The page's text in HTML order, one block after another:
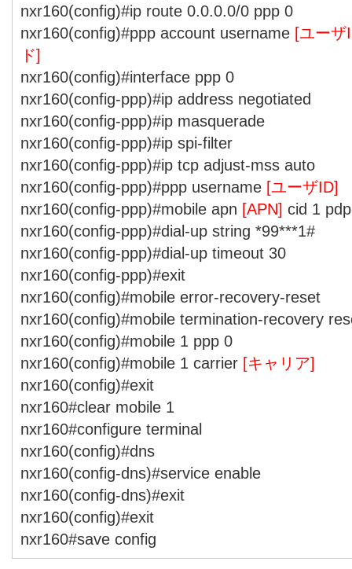
nxr160(config)#ip route 0.0.0.0/0 ppp 0
nxr160(config)#ppp account username [ユーザ
ド]
nxr160(config)#interface ppp 0
nxr160(config-ppp)#ip address negotiated
nxr160(config-ppp)#ip masquerade
nxr160(config-ppp)#ip spi-filter
nxr160(config-ppp)#ip tcp adjust-mss auto
nxr160(config-ppp)#ppp username [ユーザID]
nxr160(config-ppp)#mobile apn [APN] cid 1
nxr160(config-ppp)#dial-up string *99***1#
nxr160(config-ppp)#dial-up timeout 30
nxr160(config-ppp)#exit
nxr160(config)#mobile error-recovery-reset
nxr160(config)#mobile termination-recovery
nxr160(config)#mobile 1 ppp 0
nxr160(config)#mobile 1 carrier [キャリア]
nxr160(config)#exit
nxr160#clear mobile 1
nxr160#configure terminal
nxr160(config)#dns
nxr160(config-dns)#service enable
nxr160(config-dns)#exit
nxr160(config)#exit
nxr160#save config